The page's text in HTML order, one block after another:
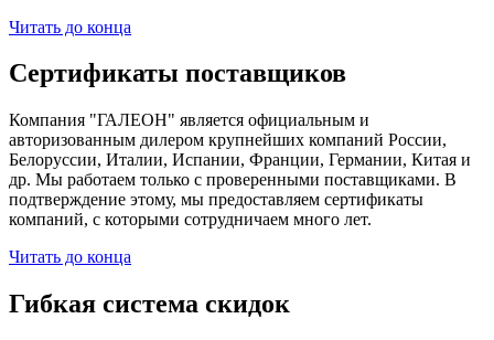
Читать до конца
Сертификаты поставщиков
Компания "ГАЛЕОН" является официальным и
авторизованным дилером крупнейших компаний России,
Белоруссии, Италии, Испании, Франции, Германии, Китая и
др. Мы работаем только с проверенными поставщиками. В
подтверждение этому, мы предоставляем сертификаты
компаний, с которыми сотрудничаем много лет.
Читать до конца
Гибкая система скидок